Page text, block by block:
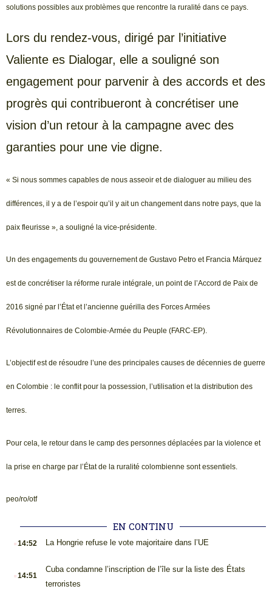
solutions possibles aux problèmes que rencontre la ruralité dans ce pays.
Lors du rendez-vous, dirigé par l’initiative
Valiente es Dialogar, elle a souligné son
engagement pour parvenir à des accords et des
progrès qui contribueront à concrétiser une
vision d’un retour à la campagne avec des
garanties pour une vie digne.
« Si nous sommes capables de nous asseoir et de dialoguer au milieu des
différences, il y a de l’espoir qu’il y ait un changement dans notre pays, que la
paix fleurisse », a souligné la vice-présidente.
Un des engagements du gouvernement de Gustavo Petro et Francia Márquez
est de concrétiser la réforme rurale intégrale, un point de l’Accord de Paix de
2016 signé par l’État et l’ancienne guérilla des Forces Armées
Révolutionnaires de Colombie-Armée du Peuple (FARC-EP).
L’objectif est de résoudre l’une des principales causes de décennies de guerre
en Colombie : le conflit pour la possession, l’utilisation et la distribution des
terres.
Pour cela, le retour dans le camp des personnes déplacées par la violence et
la prise en charge par l’État de la ruralité colombienne sont essentiels.
peo/ro/otf
EN CONTINU
.14:52 La Hongrie refuse le vote majoritaire dans l’UE
.14:51
Cuba condamne l’inscription de l’île sur la liste des États
terroristes